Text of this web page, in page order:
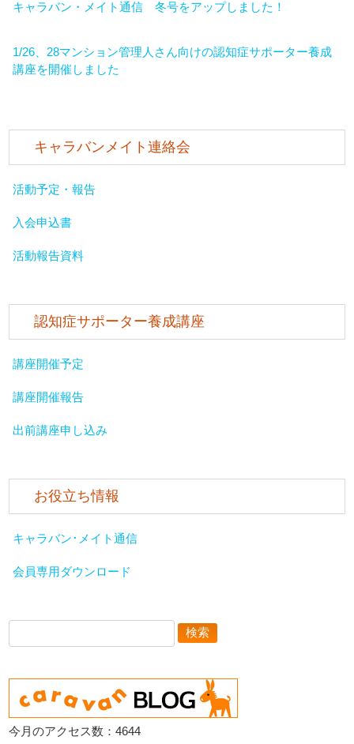
キャラバン・メイト通信 冬号をアップしました！
1/26、28マンション管理人さん向けの認知症サポーター養成
講座を開催しました
キャラバンメイト連絡会
活動予定・報告
入会申込書
活動報告資料
認知症サポーター養成講座
講座開催予定
講座開催報告
出前講座申し込み
お役立ち情報
キャラバン･メイト通信
会員専用ダウンロード
索:
今月のアクセス数：4644